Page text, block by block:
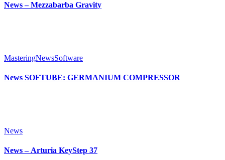
News – Mezzabarba Gravity
MasteringNewsSoftware
News SOFTUBE: GERMANIUM COMPRESSOR
News
News – Arturia KeyStep 37